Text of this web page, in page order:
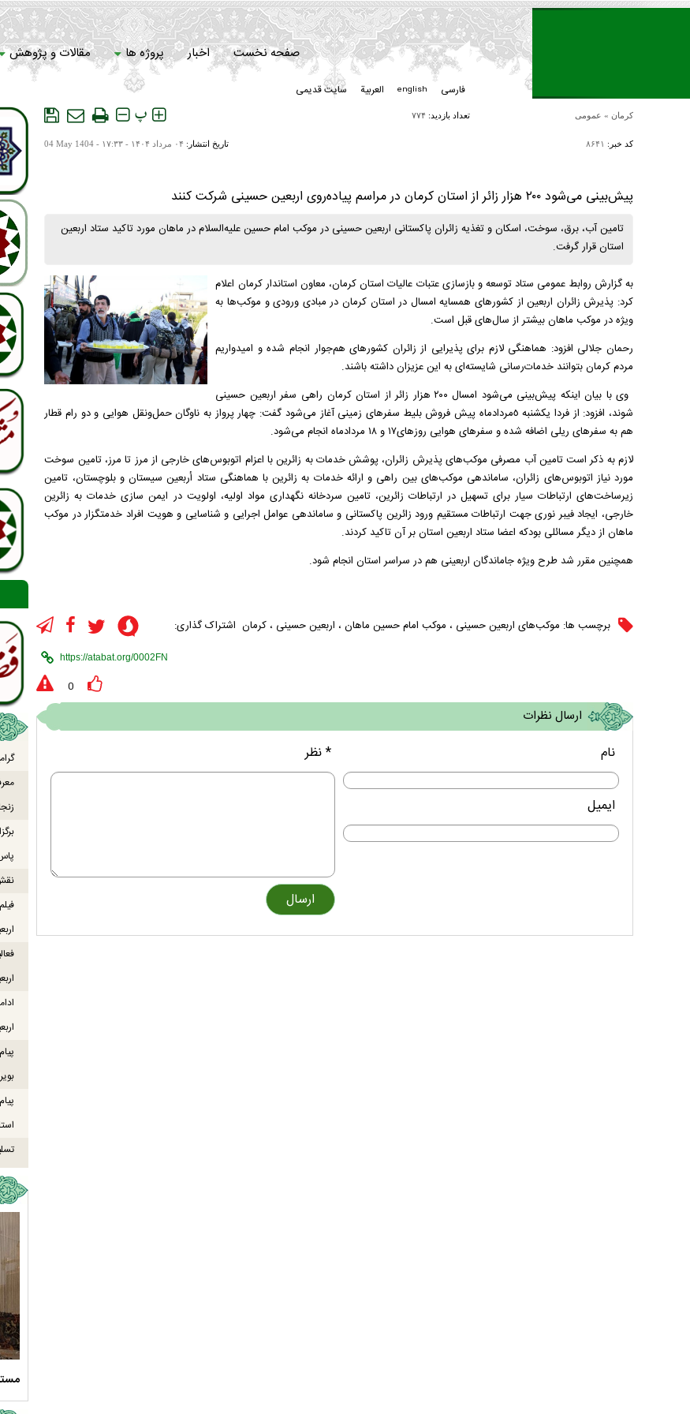
صفحه نخست اخبار پروژه ها مقالات و پژوهش
سامانه خادمان فارسی english العربیة سایت قدیمی
کرمان » عمومی تعداد بازدید: ۷۷۴ پ
کد خبر: ۸۶۴۱ تاریخ انتشار: ۰۴ مرداد ۱۴۰۴ - ۱۷:۳۳ - 04 May 1404
پیش‌بینی می‌شود ۲۰۰ هزار زائر از استان کرمان در مراسم پیاده‌روی اربعین حسینی شرکت کنند
تامین آب، برق، سوخت، اسکان و تغذیه زائران پاکستانی اربعین حسینی در موکب امام حسین علیه‌السلام در ماهان مورد تاکید ستاد اربعین
استان قرار گرفت.
به گزارش روابط عمومی ستاد توسعه و بازسازی عتبات عالیات استان کرمان، معاون استاندار کرمان اعلام
کرد: پذیرش زائران اربعین از کشور‌های همسایه امسال در استان کرمان در مبادی ورودی و موکب‌ها به
ویژه در موکب ماهان بیشتر از سال‌های قبل است.
رحمان جلالی افزود: هماهنگی لازم برای پذیرایی از زائران کشورهای هم‌جوار انجام شده و امیدواریم
مردم کرمان بتوانند خدمات‌رسانی شایسته‌ای به این عزیزان داشته باشند.
وی با بیان اینکه پیش‌بینی می‌شود امسال ۲۰۰ هزار زائر از استان کرمان راهی سفر اربعین حسینی
شوند، افزود: از فردا یکشنبه ٥مردادماه پیش فروش بلیط سفر‌های زمینی آغاز می‌شود گفت: چهار پرواز به ناوگان حمل‌ونقل هوایی و دو رام قطار
هم به سفر‌های ریلی اضافه شده و سفر‌های هوایی روزهای١٧ و ١٨ مردادماه انجام می‌شود.
لازم به ذکر است تامین آب مصرفی موکب‌های پذیرش زائران، پوشش خدمات به زائرین با اعزام اتوبوس‌های خارجی از مرز تا مرز، تامین سوخت
مورد نیاز اتوبوس‌های زائران، ساماندهی موکب‌های بین راهی و ارائه خدمات به زائرین با هماهنگی ستاد أربعین سیستان و بلوچستان، تامین
زیرساخت‌های ارتباطات سیار برای تسهیل در ارتباطات زائرین، تامین سردخانه نگهداری مواد اولیه، اولویت در ایمن سازی خدمات به زائرین
خارجی، ایجاد فیبر نوری جهت ارتباطات مستقیم ورود زائرین پاکستانی و ساماندهی عوامل اجرایی و شناسایی و هویت افراد خدمتگزار در موکب
ماهان از دیگر مسائلی بودکه اعضا ستاد اربعین استان بر آن تاکید کردند.
همچنین مقرر شد طرح ویژه جاماندگان اربعینی هم در سراسر استان انجام شود.
برچسب ها: موکب‌های اربعین حسینی ، موکب امام حسین ماهان ، اربعین حسینی ، کرمان اشتراک گذاری:
0
ارسال نظرات
نام
ایمیل
* نظر